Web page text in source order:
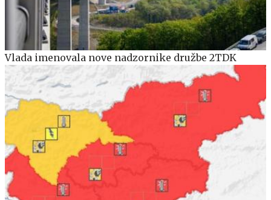
Vlada imenovala nove nadzornike družbe 2TDK